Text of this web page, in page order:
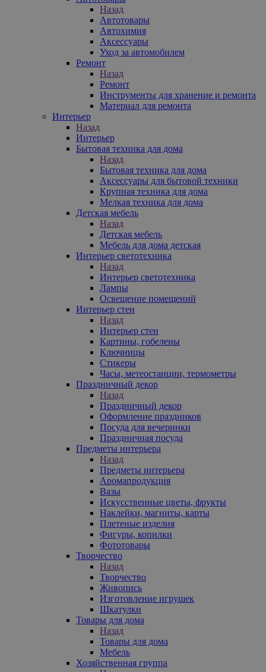
Назад
Автотовары
Автохимия
Аксессуары
Уход за автомобилем
Ремонт
Назад
Ремонт
Инструменты для хранение и ремонта
Материал для ремонта
Интерьер
Назад
Интерьер
Бытовая техника для дома
Назад
Бытовая техника для дома
Аксессуары для бытовой техники
Крупная техника для дома
Мелкая техника для дома
Детская мебель
Назад
Детская мебель
Мебель для дома детская
Интерьер светотехника
Назад
Интерьер светотехника
Лампы
Освещение помещений
Интерьер стен
Назад
Интерьер стен
Картины, гобелены
Ключницы
Стикеры
Часы, метеостанции, термометры
Праздничный декор
Назад
Праздничный декор
Оформление праздников
Посуда для вечеринки
Праздничная посуда
Предметы интерьера
Назад
Предметы интерьера
Аромапродукция
Вазы
Искусственные цветы, фрукты
Наклейки, магниты, карты
Плетеные изделия
Фигуры, копилки
Фототовары
Творчество
Назад
Творчество
Живопись
Изготовление игрушек
Шкатулки
Товары для дома
Назад
Товары для дома
Мебель
Хозяйственная группа